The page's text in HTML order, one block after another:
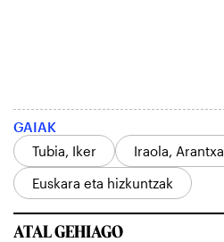
GAIAK
Tubia, Iker
Iraola, Arantxa
Euskara eta hizkuntzak
ATAL GEHIAGO